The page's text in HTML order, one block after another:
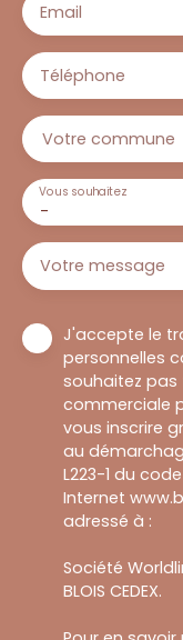
Email
Téléphone
Votre commune
-
Vous souhaitez
Votre message
J'accepte le
personnelles
souhaitez
commerciale
vous inscrire
au
L223-1 du
Internet
adressé à :
Société
BLOIS CEDEX.